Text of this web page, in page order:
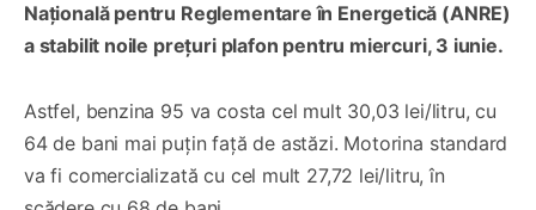
Națională pentru Reglementare în Energetică (ANRE)
a stabilit noile prețuri plafon pentru miercuri, 3 iunie.
Astfel, benzina 95 va costa cel mult 30,03 lei/litru, cu
64 de bani mai puțin față de astăzi. Motorina standard
va fi comercializată cu cel mult 27,72 lei/litru, în